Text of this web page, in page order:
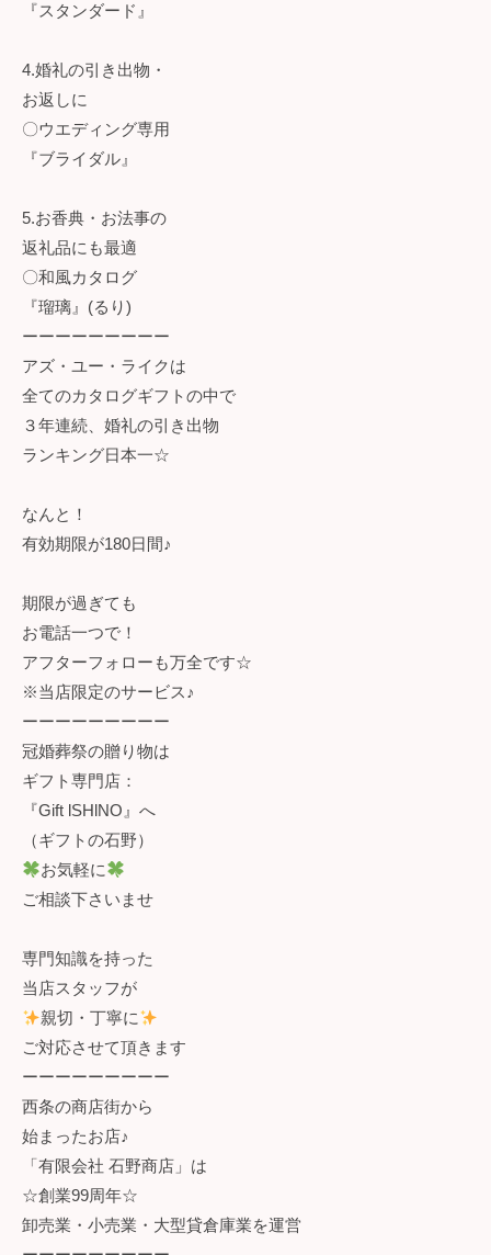
『スタンダード』
4.婚礼の引き出物・
お返しに
〇ウエディング専用
『ブライダル』
5.お香典・お法事の
返礼品にも最適
〇和風カタログ
『瑠璃』(るり)
ーーーーーーーーー
アズ・ユー・ライクは
全てのカタログギフトの中で
３年連続、婚礼の引き出物
ランキング日本一☆
なんと！
有効期限が180日間♪
期限が過ぎても
お電話一つで！
アフターフォローも万全です☆
※当店限定のサービス♪
ーーーーーーーーー
冠婚葬祭の贈り物は
ギフト専門店：
『Gift lSHlNO』へ
（ギフトの石野）
お気軽に
ご相談下さいませ
専門知識を持った
当店スタッフが
親切・丁寧に
ご対応させて頂きます
ーーーーーーーーー
西条の商店街から
始まったお店♪
「有限会社 石野商店」は
☆創業99周年☆
卸売業・小売業・大型貸倉庫業を運営